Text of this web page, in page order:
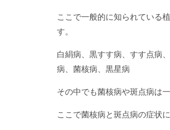
ここで一般的に知られている
す。
白絹病、黒すす病、すす点病
病、菌核病、黒星病
その中でも菌核病や斑点病は
ここで菌核病と斑点病の症状